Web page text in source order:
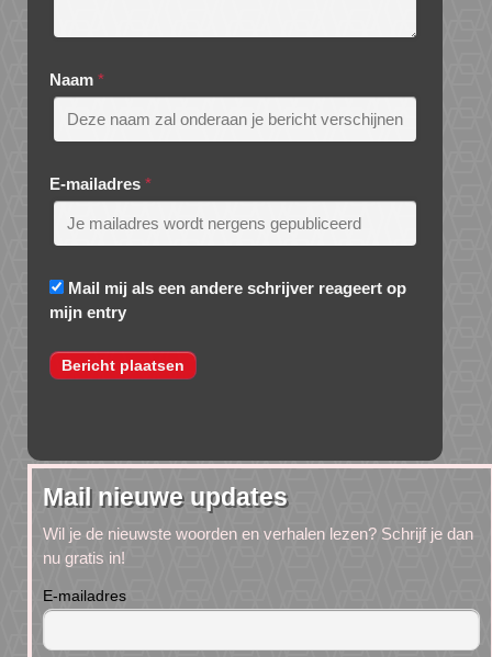
Naam *
E-mailadres *
Mail mij als een andere schrijver reageert op
mijn entry
Mail nieuwe updates
Wil je de nieuwste woorden en verhalen lezen? Schrijf je dan
nu gratis in!
E-mailadres